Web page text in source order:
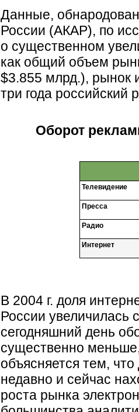
Данные,
России (АКАР), по
о существенном
как общий объем
$3.855 млрд.), рынок
три года
Оборот
Телевидение
Пресса
Радио
Интернет
В 2004 г. доля
России увеличилась
сегодняшний день
существенно
объясняется тем,
недавно и сейчас
роста рынка